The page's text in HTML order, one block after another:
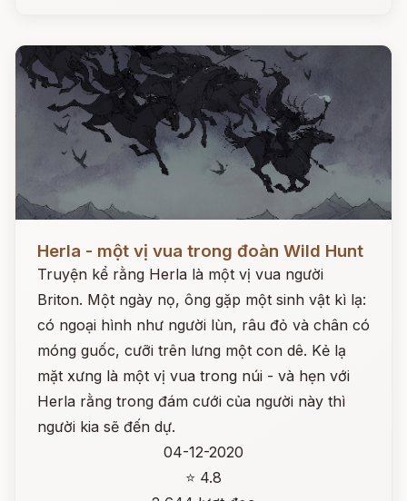
Herla - một vị vua trong đoàn Wild Hunt
Truyện kể rằng Herla là một vị vua người
Briton. Một ngày nọ, ông gặp một sinh vật kì lạ:
có ngoại hình như người lùn, râu đỏ và chân có
móng guốc, cưỡi trên lưng một con dê. Kẻ lạ
mặt xưng là một vị vua trong núi - và hẹn với
Herla rằng trong đám cưới của người này thì
người kia sẽ đến dự.
04-12-2020
⭐ 4.8